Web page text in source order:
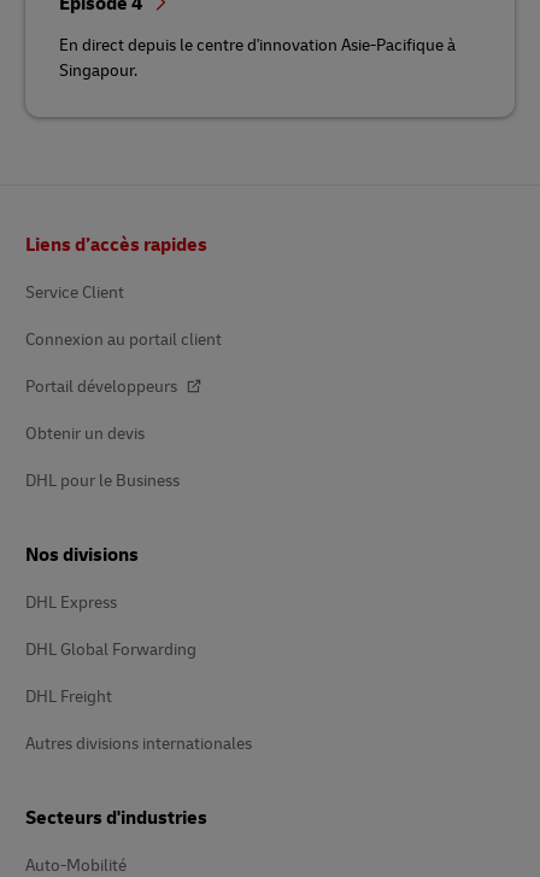
En direct depuis le centre d'innovation Asie-Pacifique à
Singapour.
de
Liens d’accès rapides
Service Client
Connexion au portail client
Portail développeurs
Obtenir un devis
DHL pour le Business
Nos divisions
DHL Express
DHL Global Forwarding
DHL Freight
Autres divisions internationales
Secteurs d'industries
Auto-Mobilité